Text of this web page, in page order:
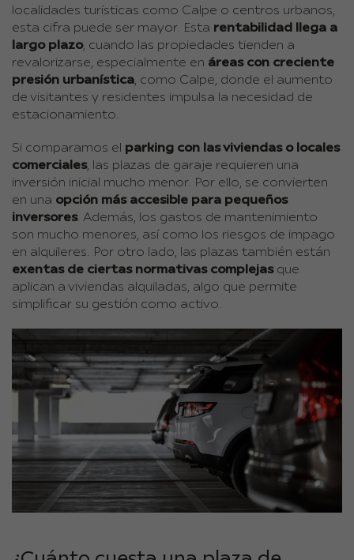
localidades turísticas como Calpe o centros urbanos,
esta cifra puede ser mayor. Esta rentabilidad llega a
largo plazo, cuando las propiedades tienden a
revalorizarse, especialmente en áreas con creciente
presión urbanística , como Calpe, donde el aumento
de visitantes y residentes impulsa la necesidad de
estacionamiento.
Si comparamos el parking con las viviendas o locales
comerciales, las plazas de garaje requieren una
inversión inicial mucho menor. Por ello, se convierten
en una opción más accesible para pequeños
inversores. Además, los gastos de mantenimiento
son mucho menores, así como los riesgos de impago
en alquileres. Por otro lado, las plazas también están
exentas de ciertas normativas complejasque
aplican a viviendas alquiladas, algo que permite
simplificar su gestión como activo.